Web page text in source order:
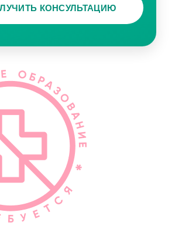
КОНСУЛЬТАЦИЮ